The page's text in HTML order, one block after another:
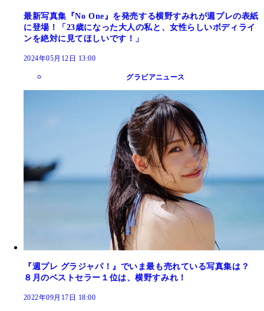
最新写真集『No One』を発売する横野すみれが週プレの表紙
に登場！「23歳になった大人の私と、女性らしいボディライ
ンを絶対に見てほしいです！」
2024年05月12日 13:00
グラビアニュース
『週プレ グラジャパ！』でいま最も売れている写真集は？
８月のベストセラー１位は、横野すみれ！
2022年09月17日 18:00